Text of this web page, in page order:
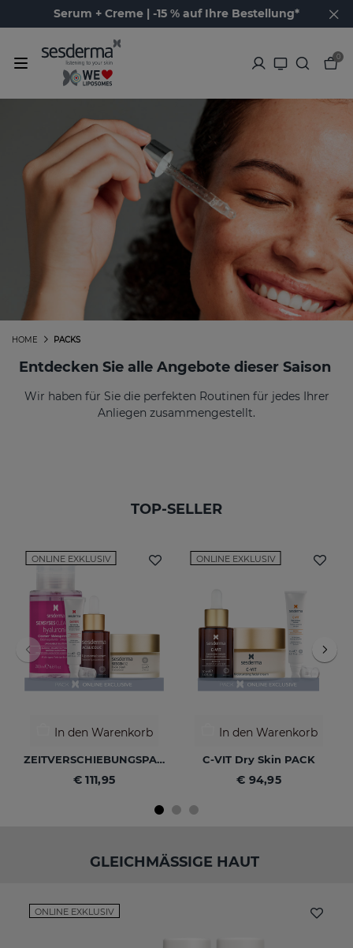
Serum + Creme | -15 % auf Ihre Bestellung*
0
PACKS
HOME
Entdecken Sie alle Angebote dieser Saison
Wir haben für Sie die perfekten Routinen für jedes Ihrer
Anliegen zusammengestellt.
TOP-SELLER
ONLINE EXKLUSIV
In den Warenkorb
ZEITVERSCHIEBUNGSPAKET
€ 111,95
ONLINE EXKLUSIV
In den Warenkorb
C-VIT Dry Skin PACK
€ 94,95
GLEICHMÄSSIGE HAUT
ONLINE EXKLUSIV